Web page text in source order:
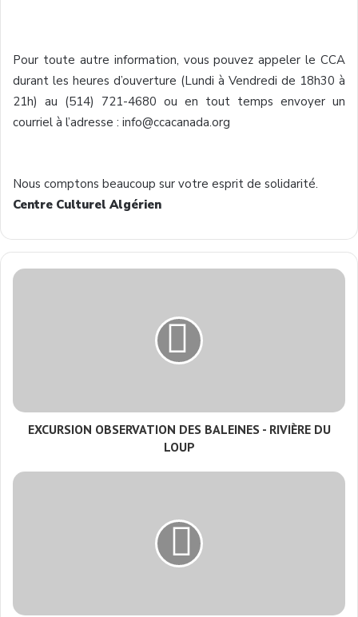
Pour toute autre information, vous pouvez appeler le CCA
durant les heures d’ouverture (Lundi à Vendredi de 18h30 à
21h) au (514) 721-4680 ou en tout temps envoyer un
courriel à l’adresse : info@ccacanada.org
Nous comptons beaucoup sur votre esprit de solidarité.
Centre Culturel Algérien
EXCURSION OBSERVATION DES BALEINES - RIVIÈRE DU
LOUP